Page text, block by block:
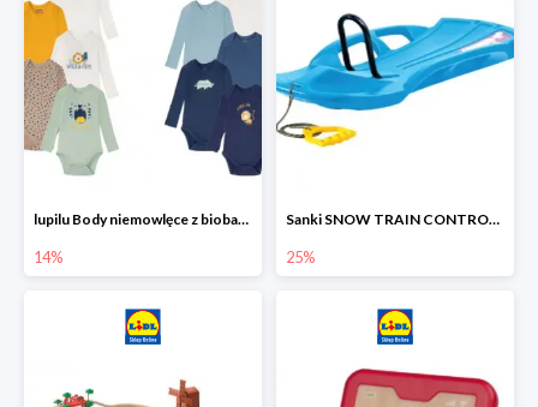
lupilu Body niemowlęce z biobawełny
14%
Sanki SNOW TRAIN CONTROL -25%
25%